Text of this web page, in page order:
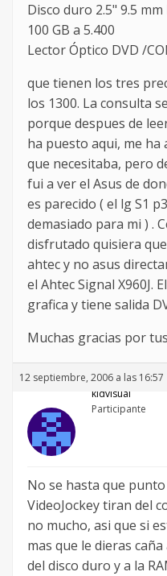
Disco duro 2.5" 9.5
100 GB a 5.400
Lector Óptico DVD /
que tienen los tres
los 1300. La consulta
porque despues de
ha puesto aqui, me
que necesitaba, pero
fui a ver el Asus de
es parecido ( el lg S1
demasiado para mi ) .
disfrutado quisiera
ahtec y no asus
el Ahtec Signal X960J.
grafica y tiene salida
Muchas gracias por
12 septiembre, 2006 a las 16:57
kidvisual
Participante
No se hasta que
VideoJockey tiran del
no mucho, asi que si
mas que le dieras
del disco duro y a la